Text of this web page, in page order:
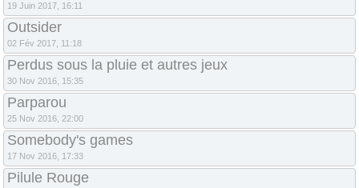
19 Juin 2017, 16:11
Outsider
02 Fév 2017, 11:18
Perdus sous la pluie et autres jeux
30 Nov 2016, 15:35
Parparou
25 Nov 2016, 22:00
Somebody's games
17 Nov 2016, 17:33
Pilule Rouge